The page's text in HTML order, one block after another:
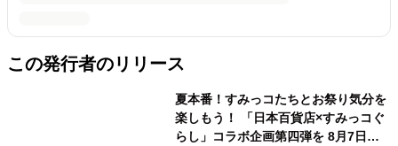
この発行者のリリース
夏本番！すみっコたちとお祭り気分を
楽しもう！ 「日本百貨店×すみっコぐ
らし」コラボ企画第四弾を 8月7日よ